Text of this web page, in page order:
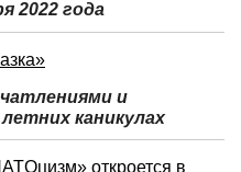
2022 года
и
каникулах
откроется в